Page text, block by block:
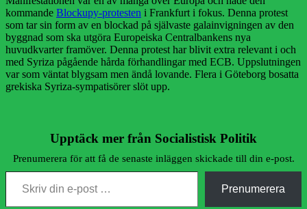
kommande Blockupy-protesten i Frankfurt i fokus. Denna protest
som tar sin form av en blockad på självaste galainvigningen av den
byggnad som ska utgöra Europeiska Centralbankens nya
huvudkvarter framöver. Denna protest har blivit extra relevant i och
med Syriza pågående hårda förhandlingar med ECB. Uppslutningen
var som väntat blygsam men ändå lovande. Flera i Göteborg bosatta
grekiska Syriza-sympatisörer slöt upp.
Upptäck mer från Socialistisk Politik
Prenumerera för att få de senaste inläggen skickade till din e-post.
Skriv din e-post …
Prenumerera